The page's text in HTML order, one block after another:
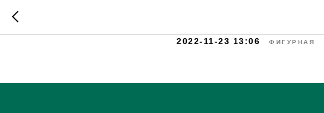
Изучаем
2022-11-23 13:06 ФИГУРНАЯ